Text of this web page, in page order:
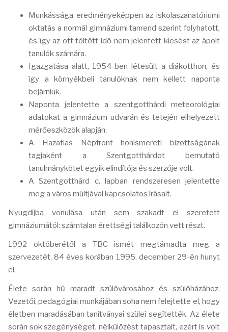
Munkássága eredményeképpen az iskolaszanatóriumi
oktatás a normál gimnáziumi tanrend szerint folyhatott,
és így az ott töltött idő nem jelentett kiesést az ápolt
tanulók számára.
Igazgatása alatt, 1954-ben létesült a diákotthon, és
így a környékbeli tanulóknak nem kellett naponta
bejárniuk.
Naponta jelentette a szentgotthárdi meteorológiai
adatokat a gimnázium udvarán és tetején elhelyezett
mérőeszközök alapján.
A Hazafias Népfront honismereti bizottságának
tagjaként a Szentgotthárdot bemutató
tanulmánykötet egyik elindítója és szerzője volt.
A Szentgotthárd c. lapban rendszeresen jelentette
meg a város múltjával kapcsolatos írásait.
Nyugdíjba vonulása után sem szakadt el szeretett
gimnáziumától: számtalan érettségi találkozón vett részt.
1992 októberétől a TBC ismét megtámadta meg a
szervezetét. 84 éves korában 1995. december 29-én hunyt
el.
Élete során hű maradt szülővárosához és szülőházához.
Vezetői, pedagógiai munkájában soha nem felejtette el, hogy
életben maradásában tanítványai szülei segítették. Az élete
során sok szegénységet, nélkülözést tapasztalt, ezért is volt